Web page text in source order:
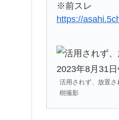
※前スレ
https://
活用されず、放置
樹撮影